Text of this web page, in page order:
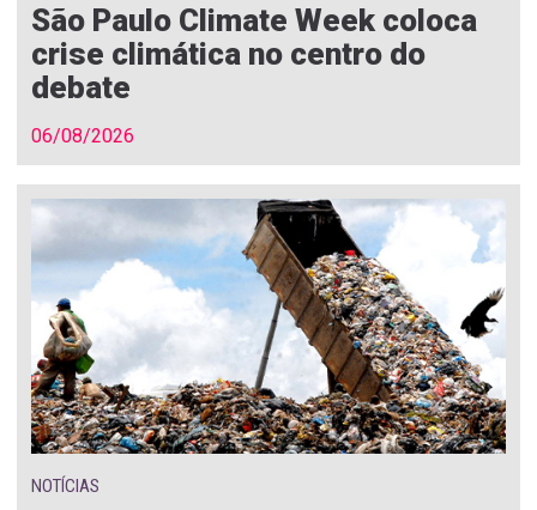
São Paulo Climate Week coloca
crise climática no centro do
debate
06/08/2026
NOTÍCIAS